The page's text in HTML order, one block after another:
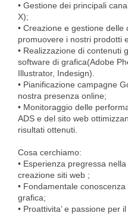
• Gestione dei principali
X);
• Creazione e gestione
promuovere i nostri prodotti
• Realizzazione di contenuti
software di grafica(Adobe
Illustrator, Indesign).
• Pianificazione campagne
nostra presenza online;
• Monitoraggio delle
ADS e del sito web
risultati ottenuti.
Cosa cerchiamo:
• Esperienza pregressa
creazione siti web ;
• Fondamentale
grafica;
• Proattivita’ e passione per